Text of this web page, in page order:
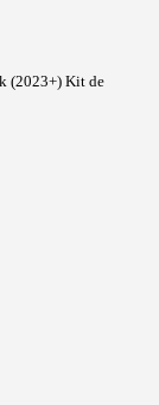
(2023+) Kit de